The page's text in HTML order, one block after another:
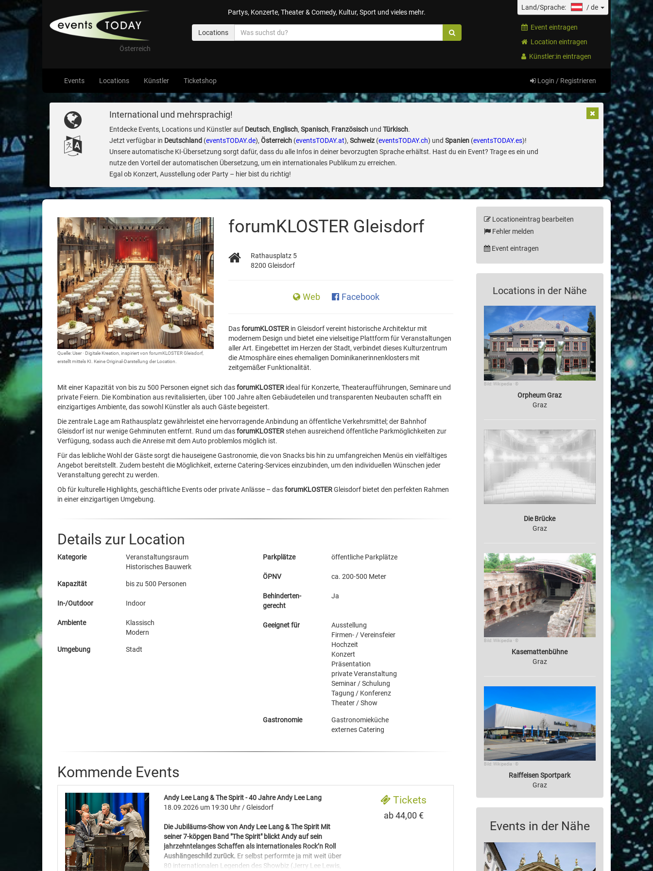
Österreich
Partys, Konzerte, Theater & Comedy, Kultur, Sport und vieles mehr.
Locations
Land/Sprache: /de
Event eintragen
Location eintragen
Künstler:in eintragen
Events Locations Künstler Ticketshop Login / Registrieren
International und mehrsprachig!
Entdecke Events, Locations und Künstler auf Deutsch, Englisch, Spanisch, Französischund Türkisch.
Jetzt verfügbar in Deutschland (eventsTODAY.de), Österreich(eventsTODAY.at), Schweiz(eventsTODAY.ch) und Spanien(eventsTODAY.es)!
Unsere automatische KI-Übersetzung sorgt dafür, dass du alle Infos in deiner bevorzugten Sprache erhältst. Hast du ein Event? Trage es ein und
nutze den Vorteil der automatischen Übersetzung, um ein internationales Publikum zu erreichen.
Egal ob Konzert, Ausstellung oder Party – hier bist du richtig!
Quelle: User · Digitale Kreation, inspiriert von forumKLOSTER Gleisdorf,
erstellt mittels KI. Keine Original-Darstellung der Location.
forumKLOSTER Gleisdorf
Rathausplatz 5
8200 Gleisdorf
Web Facebook
DasforumKLOSTER in Gleisdorf vereint historische Architektur mit
modernem Design und bietet eine vielseitige Plattform für Veranstaltungen
aller Art. Eingebettet im Herzen der Stadt, verbindet dieses Kulturzentrum
die Atmosphäre eines ehemaligen Dominikanerinnenklosters mit
zeitgemäßer Funktionalität.
Mit einer Kapazität von bis zu 500 Personen eignet sich dasforumKLOSTER ideal für Konzerte, Theateraufführungen, Seminare und
private Feiern. Die Kombination aus revitalisierten, über 100 Jahre alten Gebäudeteilen und transparenten Neubauten schafft ein
einzigartiges Ambiente, das sowohl Künstler als auch Gäste begeistert.
Die zentrale Lage am Rathausplatz gewährleistet eine hervorragende Anbindung an öffentliche Verkehrsmittel; der Bahnhof
Gleisdorf ist nur wenige Gehminuten entfernt. Rund um dasforumKLOSTERstehen ausreichend öffentliche Parkmöglichkeiten zur
Verfügung, sodass auch die Anreise mit dem Auto problemlos möglich ist.
Für das leibliche Wohl der Gäste sorgt die hauseigene Gastronomie, die von Snacks bis hin zu umfangreichen Menüs ein vielfältiges
Angebot bereitstellt. Zudem besteht die Möglichkeit, externe Catering-Services einzubinden, um den individuellen Wünschen jeder
Veranstaltung gerecht zu werden.
Ob für kulturelle Highlights, geschäftliche Events oder private Anlässe – dasforumKLOSTERGleisdorf bietet den perfekten Rahmen
in einer einzigartigen Umgebung.
Details zur Location
Kategorie
Veranstaltungsraum
Historisches Bauwerk
Kapazität bis zu 500 Personen
In-/Outdoor Indoor
Ambiente
Klassisch
Modern
Umgebung Stadt
Parkplätze öffentliche Parkplätze
ÖPNV ca. 200-500 Meter
Behinderten-
gerecht
Ja
Geeignet für
Ausstellung
Firmen- / Vereinsfeier
Hochzeit
Konzert
Präsentation
private Veranstaltung
Seminar / Schulung
Tagung / Konferenz
Theater / Show
Gastronomie
Gastronomieküche
externes Catering
Kommende Events
Andy Lee Lang & The Spirit - 40 Jahre Andy Lee Lang
18.09.2026 um 19:30 Uhr / Gleisdorf
Die Jubiläums-Show von Andy Lee Lang & The Spirit Mit
seiner 7-köpgen Band "The Spirit" blickt Andy auf sein
jahrzehntelanges Schaffen als internationales Rock’n Roll
Aushängeschild zurück. Er selbst performte ja mit weit über
80 internationalen Legenden des Showbiz (Jerry Lee Lewis,
Tickets
ab 44,00 €
Locationeintrag bearbeiten
Fehler melden
Event eintragen
Locations in der Nähe
Bild: Wikipedia · ©
Orpheum Graz
Graz
Die Brücke
Graz
Bild: Wikipedia · ©
Kasemattenbühne
Graz
Bild: Wikipedia · ©
Raiffeisen Sportpark
Graz
Events in der Nähe